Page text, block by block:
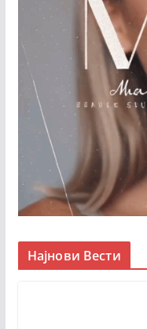
Најнови Вести